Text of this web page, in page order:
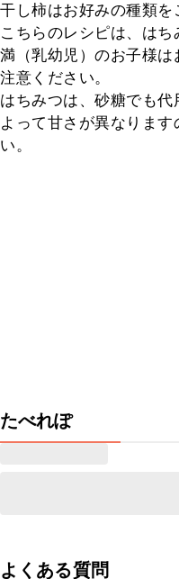
干し柿はお好みの種類を
こちらのレシピは、は
満（乳幼児）のお子様
注意ください。
はちみつは、砂糖でも
よって甘さが異なりま
い。
たべれぽ
よくある質問